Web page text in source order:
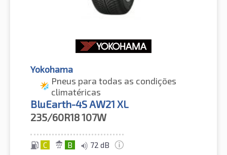
Yokohama
Pneus para todas as condições
climatéricas
BluEarth-4S AW21 XL
235/60R18107W
C B 72 dB